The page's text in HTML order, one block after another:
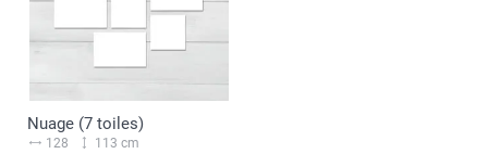
Nuage (7 toiles)
128 113 cm